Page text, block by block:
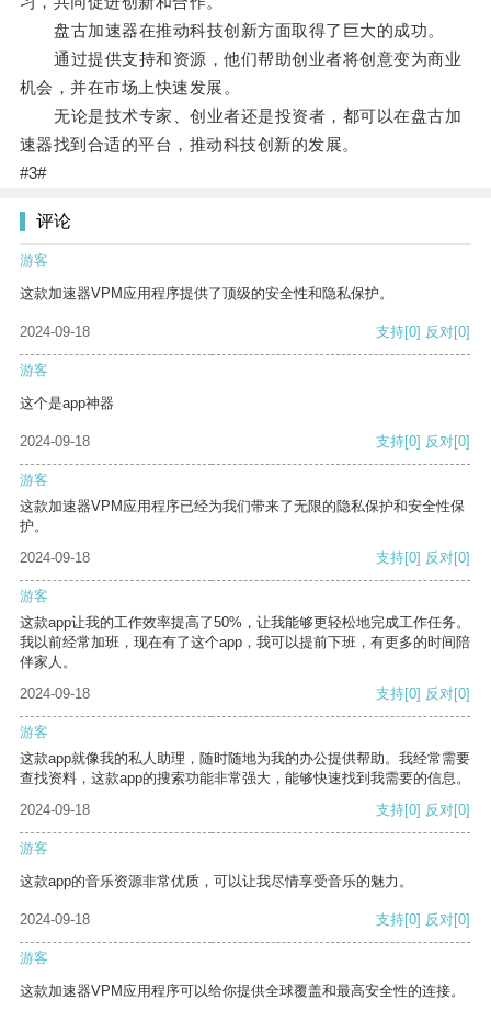
盘古加速器在推动科技创新方面取得了巨大的成功。
通过提供支持和资源，他们帮助创业者将创意变为商业
机会，并在市场上快速发展。
无论是技术专家、创业者还是投资者，都可以在盘古加
速器找到合适的平台，推动科技创新的发展。
#3#
评论
游客
这款加速器VPM应用程序提供了顶级的安全性和隐私保护。
2024-09-18 支持[0] 反对[0]
游客
这个是app神器
2024-09-18 支持[0] 反对[0]
游客
这款加速器VPM应用程序已经为我们带来了无限的隐私保护和安全性保
护。
2024-09-18
支持[0] 反对[0]
游客
这款app让我的工作效率提高了50%，让我能够更轻松地完成工作任务。
我以前经常加班，现在有了这个app，我可以提前下班，有更多的时间陪
伴家人。
2024-09-18
支持[0] 反对[0]
游客
这款app就像我的私人助理，随时随地为我的办公提供帮助。我经常需要
查找资料，这款app的搜索功能非常强大，能够快速找到我需要的信息。
2024-09-18
支持[0] 反对[0]
游客
这款app的音乐资源非常优质，可以让我尽情享受音乐的魅力。
2024-09-18 支持[0] 反对[0]
游客
这款加速器VPM应用程序可以给你提供全球覆盖和最高安全性的连接。